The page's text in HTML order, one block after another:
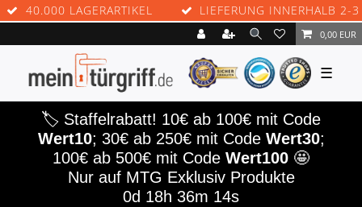
40.000 LAGERARTIKEL LIEFERUNG INNERHALB 2-3
0,00 EUR
☰
🏷️ Staffelrabatt! 10€ ab 100€ mit Code
Wert10; 30€ ab 250€ mit Code Wert30;
100€ ab 500€ mit Code Wert100 🤩
Nur auf MTG Exklusiv Produkte
0d 18h 36m 12s